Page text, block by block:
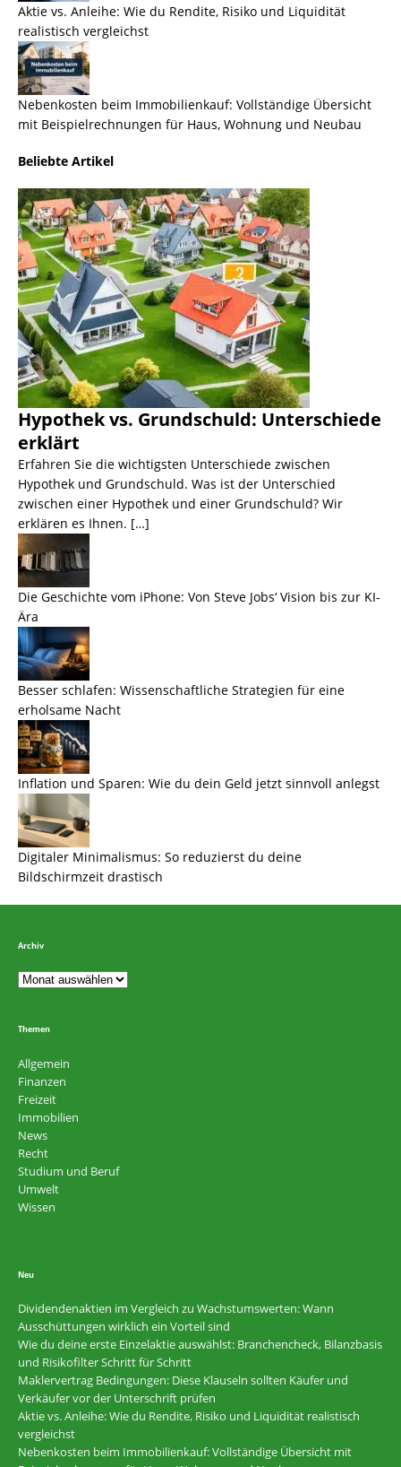
Aktie vs. Anleihe: Wie du Rendite, Risiko und Liquidität
realistisch vergleichst
Nebenkosten beim Immobilienkauf: Vollständige Übersicht
mit Beispielrechnungen für Haus, Wohnung und Neubau
Beliebte Artikel
Hypothek vs. Grundschuld: Unterschiede
erklärt
Erfahren Sie die wichtigsten Unterschiede zwischen
Hypothek und Grundschuld. Was ist der Unterschied
zwischen einer Hypothek und einer Grundschuld? Wir
erklären es Ihnen. […]
Die Geschichte vom iPhone: Von Steve Jobs‘ Vision bis zur KI-
Ära
Besser schlafen: Wissenschaftliche Strategien für eine
erholsame Nacht
Inflation und Sparen: Wie du dein Geld jetzt sinnvoll anlegst
Digitaler Minimalismus: So reduzierst du deine
Bildschirmzeit drastisch
Archiv
Themen
Allgemein
Finanzen
Freizeit
Immobilien
News
Recht
Studium und Beruf
Umwelt
Wissen
Neu
Dividendenaktien im Vergleich zu Wachstumswerten: Wann
Ausschüttungen wirklich ein Vorteil sind
Wie du deine erste Einzelaktie auswählst: Branchencheck, Bilanzbasis
und Risikofilter Schritt für Schritt
Maklervertrag Bedingungen: Diese Klauseln sollten Käufer und
Verkäufer vor der Unterschrift prüfen
Aktie vs. Anleihe: Wie du Rendite, Risiko und Liquidität realistisch
vergleichst
Nebenkosten beim Immobilienkauf: Vollständige Übersicht mit